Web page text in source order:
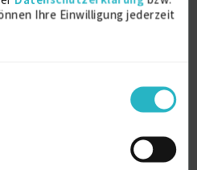
Ihre Einwilligung jederzeit
Schwerpunkt auf Cross